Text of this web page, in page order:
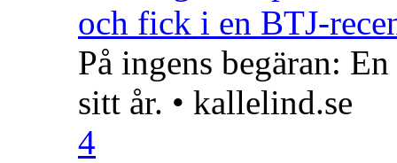
och fick i en BTJ-
På ingens begäran:
sitt år. • kallelind.se
4